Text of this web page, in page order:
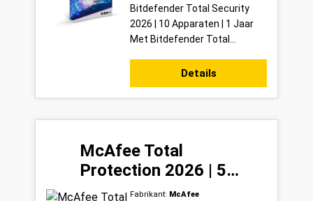
Bitdefender Total Security
2026 | 10 Apparaten | 1 Jaar
Met Bitdefender Total
10 apparaten in één keer met
één van de m...
Details
McAfee Total
Protection 2026 | 5
Apparaten | 1 Jaar
Fabrikant: McAfee